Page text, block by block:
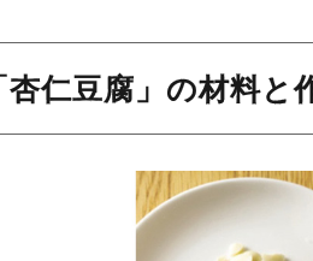
杏仁豆腐」の材料と